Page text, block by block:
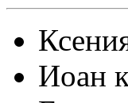
Иоан